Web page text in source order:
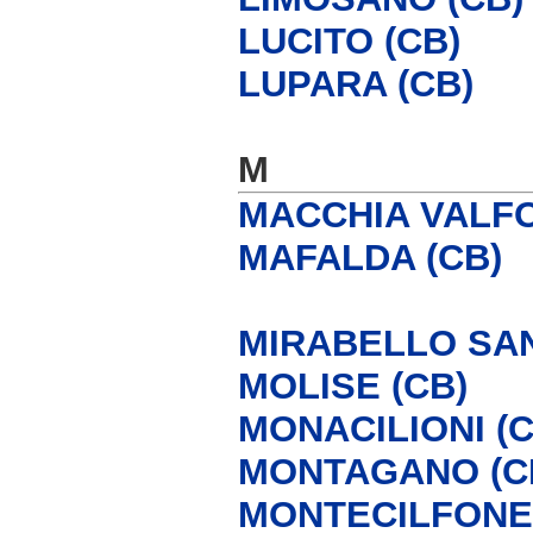
LUCITO (CB)
LUPARA (CB)
M
MACCHIA
MAFALDA (CB)
MIRABELLO
MOLISE (CB)
MONACILIONI
MONTAGANO